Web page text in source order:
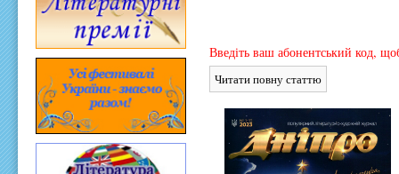
Введіть ваш абонентський код,